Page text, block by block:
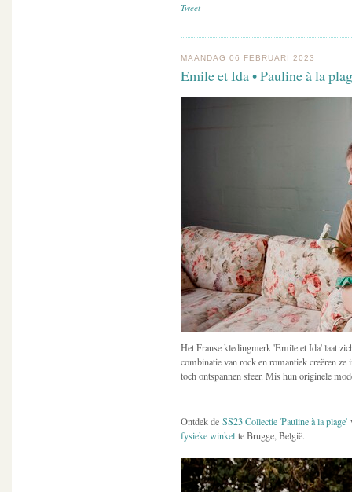
Tweet
MAANDAG 06 FEBRUARI 2023
Emile et Ida • Pauline à la
Het Franse kledingmerk 'Emile et Ida' laat
combinatie van rock en romantiek creëren
toch ontspannen sfeer. Mis hun originele
Ontdek de SS23 Collectie 'Pauline à la plage'
fysieke winkel te Brugge, België.